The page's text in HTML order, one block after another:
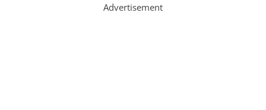
Advertisement